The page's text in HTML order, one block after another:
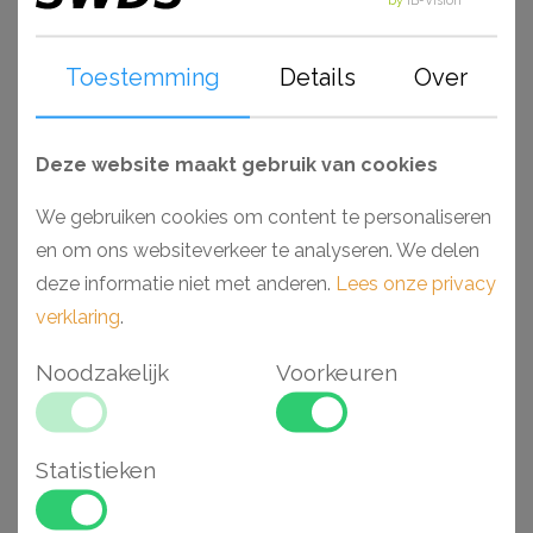
Gerelateerde
artikelen
Toestemming Details Over
Deze website maakt gebruik van cookies
We gebruiken cookies om content te personaliseren
en om ons websiteverkeer te analyseren. We delen
deze informatie niet met anderen. Lees onze privacy
verklaring.
Noodzakelijk Voorkeuren
Statistieken